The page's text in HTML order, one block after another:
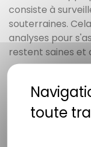
consiste à
souterraines.
analyses pour
restent saines et
2. Pourquoi est-il
Le suivi est
variations
un